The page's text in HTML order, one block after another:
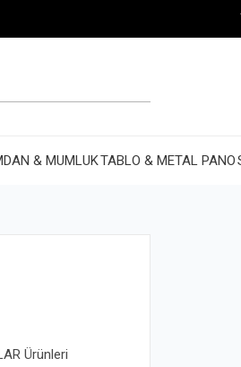
& MUMLUKTABLO & METAL PANO
Ürünleri